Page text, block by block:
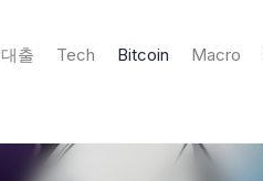
대출 Tech Bitcoin Macro